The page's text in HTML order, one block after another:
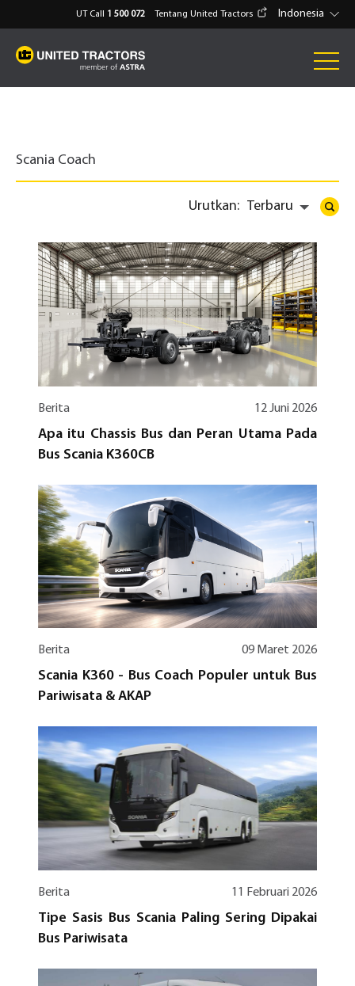
UT Call 1 500 072 Tentang United Tractors Indonesia
Scania Coach
Urutkan: Terbaru
Berita 12 Juni 2026
Apa itu Chassis Bus dan Peran Utama Pada
Bus Scania K360CB
Berita 09 Maret 2026
Scania K360 - Bus Coach Populer untuk Bus
Pariwisata & AKAP
Berita 11 Februari 2026
Tipe Sasis Bus Scania Paling Sering Dipakai
Bus Pariwisata